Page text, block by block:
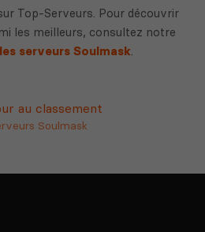
Top-Serveurs. Pour découvrir
les meilleurs, consultez notre
serveurs Soulmask.
au classement
Soulmask